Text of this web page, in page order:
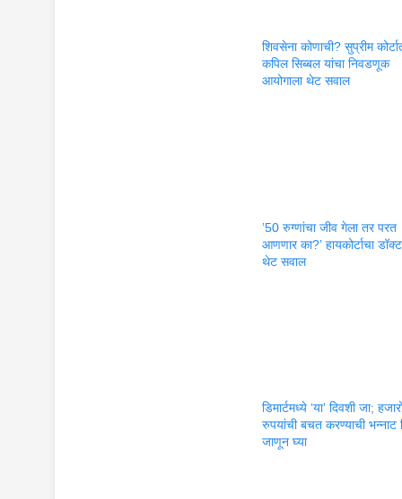
शिवसेना कोणाची? सुप्रीम
कपिल सिब्बल यांचा निवडणूक
आयोगाला थेट सवाल
’50 रुग्णांचा जीव गेला तर परत
आणणार का?’ हायकोर्टाचा
थेट सवाल
डिमार्टमध्ये ‘या’ दिवशी जा;
रुपयांची बचत करण्याची भन्नाट
जाणून घ्या